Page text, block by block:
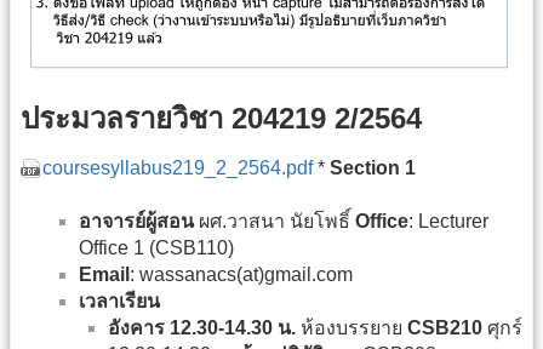
ประมวลรายวิชา 204219 2/2564
coursesyllabus219_2_2564.pdf* Section 1
อาจารย์ผู้สอนผศ.วาสนา นัยโพธิ์ Office: Lecturer
Office 1 (CSB110)
Email : wassanacs(at)gmail.com
เวลาเรียน
อังคาร 12.30-14.30 น. ห้องบรรยาย CSB210 ศุกร์